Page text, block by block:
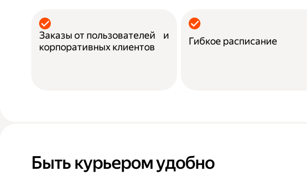
Заказы от пользователей и
корпоративных клиентов
Гибкое расписание
Быть курьером удобно